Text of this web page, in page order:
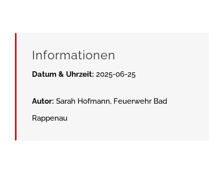
Informationen
Datum & Uhrzeit: 2025-06-25
Autor: Sarah Hofmann, Feuerwehr Bad
Rappenau